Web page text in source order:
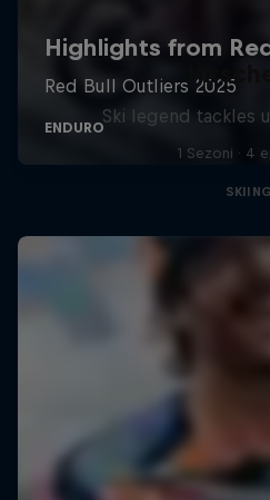
Ski legend tackles
1 Sezoni · 4
SKIING